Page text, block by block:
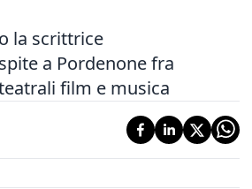
la scrittrice
a Pordenone fra
film e musica